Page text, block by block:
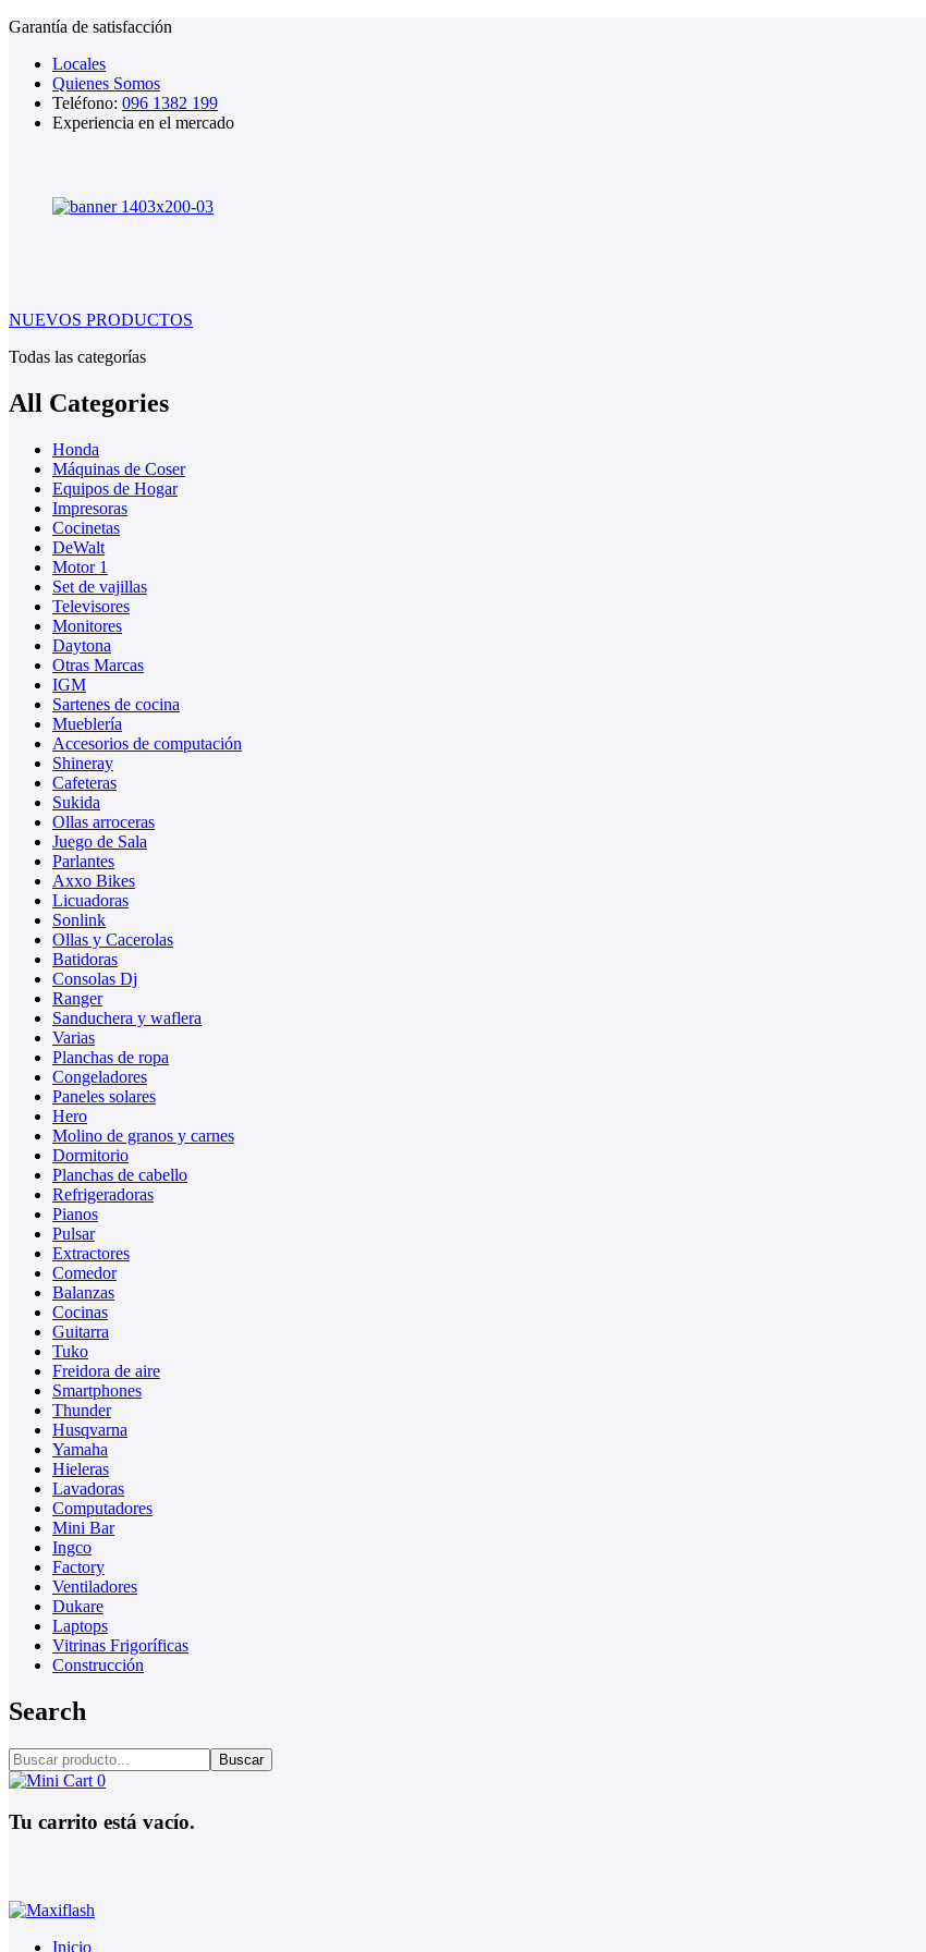
Garantía de satisfacción
Locales
Quienes Somos
Teléfono: 096 1382 199
Experiencia en el mercado
NUEVOS PRODUCTOS
Todas las categorías
All Categories
Honda
Máquinas de Coser
Equipos de Hogar
Impresoras
Cocinetas
DeWalt
Motor 1
Set de vajillas
Televisores
Monitores
Daytona
Otras Marcas
IGM
Sartenes de cocina
Mueblería
Accesorios de computación
Shineray
Cafeteras
Sukida
Ollas arroceras
Juego de Sala
Parlantes
Axxo Bikes
Licuadoras
Sonlink
Ollas y Cacerolas
Batidoras
Consolas Dj
Ranger
Sanduchera y waflera
Varias
Planchas de ropa
Congeladores
Paneles solares
Hero
Molino de granos y carnes
Dormitorio
Planchas de cabello
Refrigeradoras
Pianos
Pulsar
Extractores
Comedor
Balanzas
Cocinas
Guitarra
Tuko
Freidora de aire
Smartphones
Thunder
Husqvarna
Yamaha
Hieleras
Lavadoras
Computadores
Mini Bar
Ingco
Factory
Ventiladores
Dukare
Laptops
Vitrinas Frigoríficas
Construcción
Search
Buscar
0
Tu carrito está vacío.
Inicio